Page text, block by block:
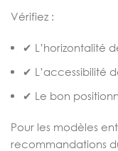
Vérifiez :
✔ L’horizontalité
✔ L’accessibilité
✔ Le bon
Pour les modèles
recommandations